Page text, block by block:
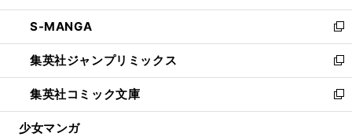
開
く
ウ
で
開
く
ン
ド
ウ
で
開
く
ウ
ィ
ン
ド
ウ
で
開
し
い
ウ
ィ
ン
ド
ウ
S-MANGA
新
し
い
ウ
ィ
ン
集英社ジャンプリミックス
新
し
い
ウ
集英社コミック文庫
新
し
少女マンガ